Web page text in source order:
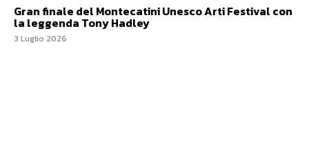
Gran finale del Montecatini Unesco Arti Festival con
la leggenda Tony Hadley
3 Luglio 2026